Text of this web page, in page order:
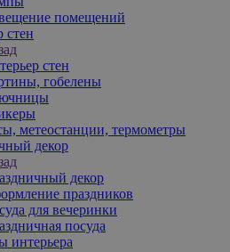
помещений
стен
стен
гобелены
метеостанции, термометры
декор
декор
праздников
для вечеринки
посуда
интерьера